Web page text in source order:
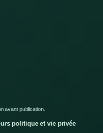
avant publication.
politique et vie privée